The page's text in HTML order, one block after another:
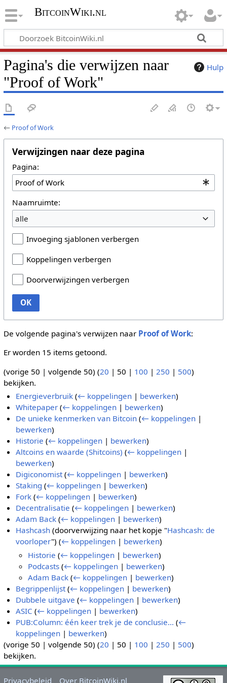
BitcoinWiki.nl
Hulp
Pagina's die verwijzen naar
"Proof of Work"
← Proof of Work
Verwijzingen naar deze pagina
Pagina:
Naamruimte:
alle
Invoeging sjablonen verbergen
Koppelingen verbergen
Doorverwijzingen verbergen
OK
De volgende pagina's verwijzen naar Proof of Work:
Er worden 15 items getoond.
(vorige 50 | volgende 50) (20 | 50 | 100 | 250 | 500)
bekijken.
Energieverbruik (← koppelingen | bewerken)
Whitepaper (← koppelingen | bewerken)
De unieke kenmerken van Bitcoin (← koppelingen |
bewerken)
Historie (← koppelingen | bewerken)
Altcoins en waarde (Shitcoins) (← koppelingen |
bewerken)
Digiconomist (← koppelingen | bewerken)
Staking (← koppelingen | bewerken)
Fork (← koppelingen | bewerken)
Decentralisatie (← koppelingen | bewerken)
Adam Back (← koppelingen | bewerken)
Hashcash (doorverwijzing naar het kopje "Hashcash: de
voorloper")(← koppelingen | bewerken)
Historie (← koppelingen | bewerken)
Podcasts (← koppelingen | bewerken)
Adam Back (← koppelingen | bewerken)
Begrippenlijst (← koppelingen | bewerken)
Dubbele uitgave (← koppelingen | bewerken)
ASIC (← koppelingen | bewerken)
PUB:Column: één keer trek je de conclusie… (←
koppelingen | bewerken)
(vorige 50 | volgende 50) (20 | 50 | 100 | 250 | 500)
bekijken.
Privacybeleid Over BitcoinWiki.nl